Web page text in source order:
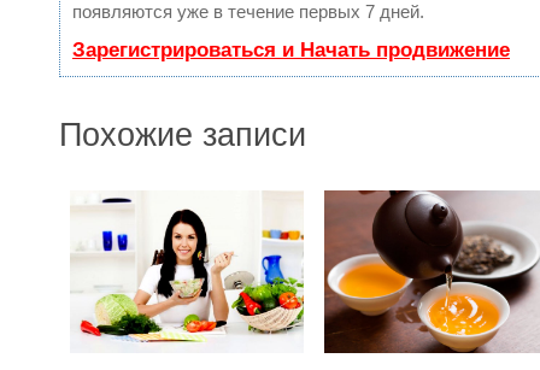
появляются уже в течение первых 7 дней.
Зарегистрироваться и Начать продвижение
Похожие записи